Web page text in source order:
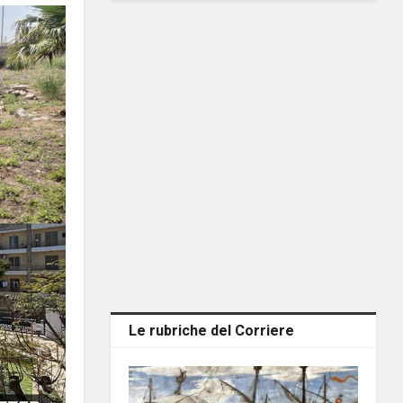
Le rubriche del Corriere